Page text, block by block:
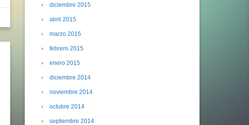
diciembre 2015
abril 2015
marzo 2015
febrero 2015
enero 2015
diciembre 2014
noviembre 2014
octubre 2014
septiembre 2014